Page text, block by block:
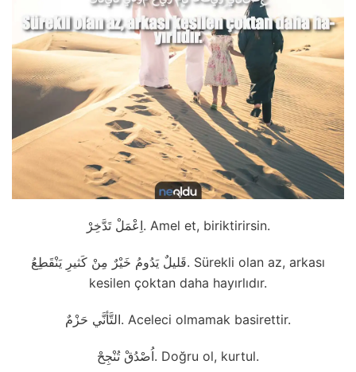
اِعْمَلْ تَدَّخِرْ. Amel et, biriktirirsin.
قَليلٌ يَدُومُ خَيْرٌ مِنْ كَثيرِ يَنْقَطِعُ. Sürekli olan az, arkası
kesilen çoktan daha hayırlıdır.
التَّأنَّي حَزْمٌ. Aceleci olmamak basirettir.
اُصْدُقْ تُنْجِحْ. Doğru ol, kurtul.